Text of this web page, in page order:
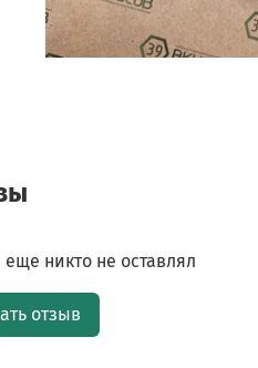
никто не оставлял
отзыв